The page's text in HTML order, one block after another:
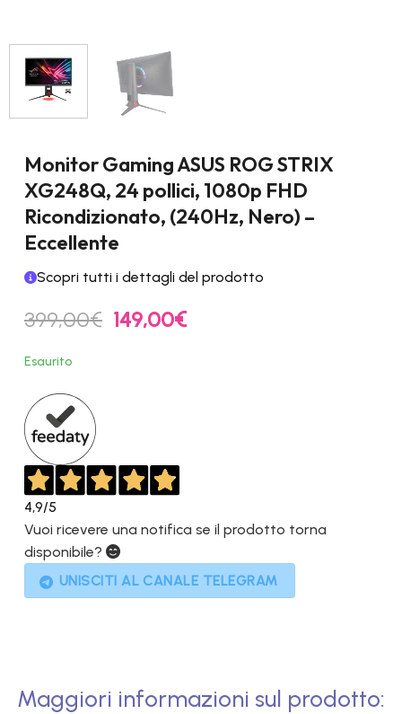
Monitor Gaming ASUS ROG STRIX
XG248Q, 24 pollici, 1080p FHD
Ricondizionato, (240Hz, Nero) –
Eccellente
Scopri tutti i dettagli del prodotto
399,00€ Il
prezzo
149,00€Il
Esaurito
4,9/5
Vuoi ricevere una notifica se il prodotto torna
disponibile?
UNISCITI AL CANALE TELEGRAM
Maggiori informazioni sul prodotto: